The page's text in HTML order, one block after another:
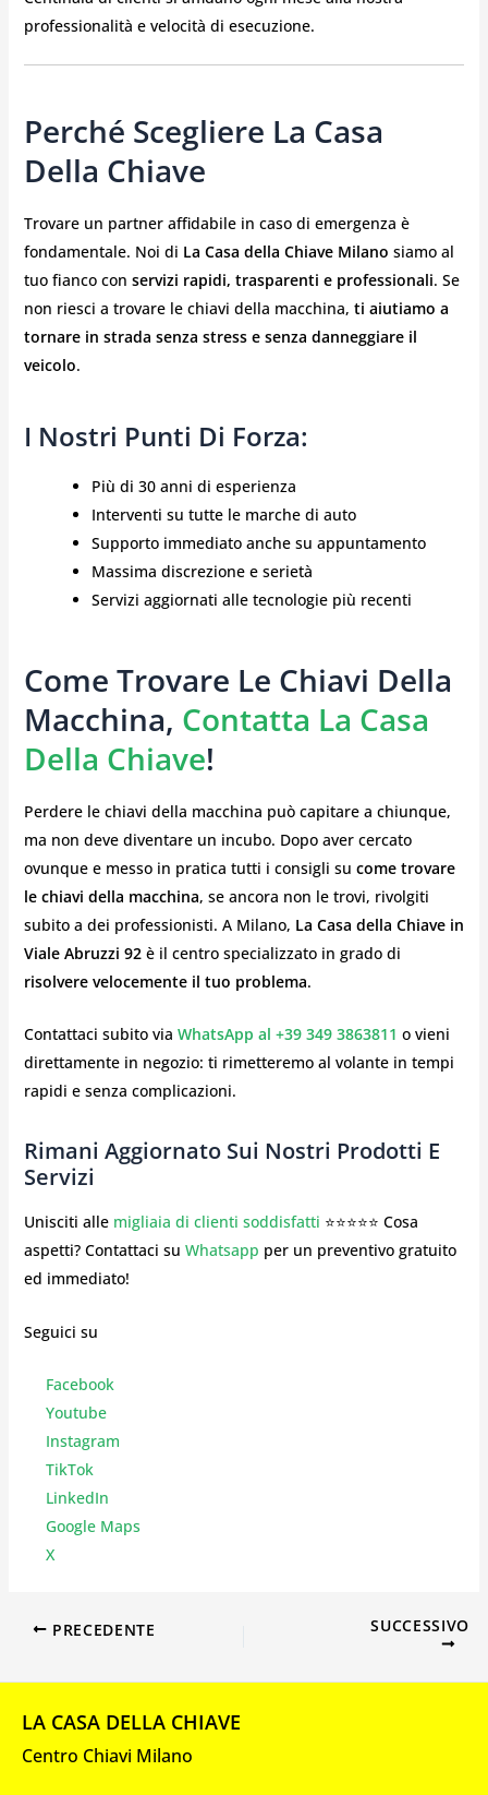
professionalità e velocità di esecuzione.
Perché Scegliere La Casa
Della Chiave
Trovare un partner affidabile in caso di emergenza è
fondamentale. Noi di La Casa della Chiave Milano siamo al
tuo fianco con servizi rapidi, trasparenti e professionali. Se
non riesci a trovare le chiavi della macchina, ti aiutiamo a
tornare in strada senza stress e senza danneggiare il
veicolo.
I Nostri Punti Di Forza:
Più di 30 anni di esperienza
Interventi su tutte le marche di auto
Supporto immediato anche su appuntamento
Massima discrezione e serietà
Servizi aggiornati alle tecnologie più recenti
Come Trovare Le Chiavi Della
Macchina, Contatta La Casa
Della Chiave!
Perdere le chiavi della macchina può capitare a chiunque,
ma non deve diventare un incubo. Dopo aver cercato
ovunque e messo in pratica tutti i consigli su come trovare
le chiavi della macchina, se ancora non le trovi, rivolgiti
subito a dei professionisti. A Milano, La Casa della Chiave in
Viale Abruzzi 92è il centro specializzato in grado di
risolvere velocemente il tuo problema.
Contattaci subito via WhatsApp al +39 349 3863811 o vieni
direttamente in negozio: ti rimetteremo al volante in tempi
rapidi e senza complicazioni.
Rimani Aggiornato Sui Nostri Prodotti E
Servizi
Unisciti alle migliaia di clienti soddisfatti ⭐⭐⭐⭐⭐ Cosa
aspetti? Contattaci su Whatsapp per un preventivo gratuito
ed immediato!
Seguici su
Facebook
Youtube
Instagram
TikTok
LinkedIn
Google Maps
X
PRECEDENTE SUCCESSIVO
LA CASA DELLA CHIAVE
Centro Chiavi Milano